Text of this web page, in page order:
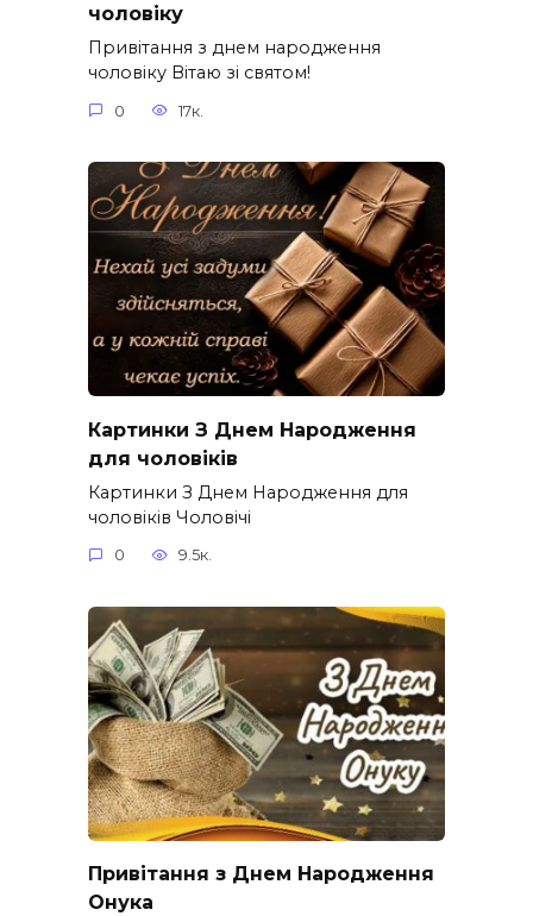
чоловіку
Привітання з днем народження
чоловіку Вітаю зі святом!
0 17к.
Картинки З Днем Народження
для чоловіків​
Картинки З Днем Народження для
чоловіків​ Чоловічі
0 9.5к.
Привітання з Днем Народження
Онука